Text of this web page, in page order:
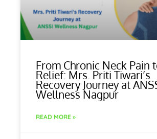
From Chronic Neck Pain
Relief: Mrs. Priti Tiwari’s
Recovery Journey at
Wellness Nagpur
READ MORE »